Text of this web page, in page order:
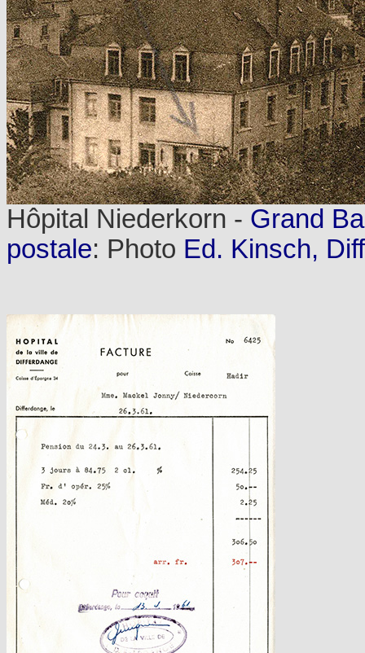
Hôpital Niederkorn - Grand
postale: Photo Ed. Kinsch,